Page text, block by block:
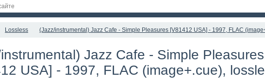
Lossless (Jazz/instrumental) Jazz Cafe - Simple Pleasures [V81412 USA] - 1997, FLAC
Jazz Cafe - Simple Pleasures
USA] - 1997, FLAC (image+.cue),